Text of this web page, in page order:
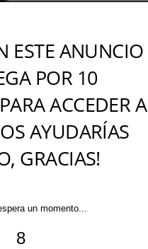
ESTE ANUNCIO
POR 10
ACCEDER A
AYUDARÍAS
GRACIAS!
un momento...
7
2026